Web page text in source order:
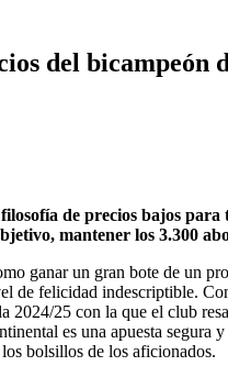
del bicampeón
de precios bajos para
mantener los 3.300
ganar un gran bote de un
felicidad indescriptible.
2024/25 con la que el club
es una apuesta
bolsillos de los aficionados.